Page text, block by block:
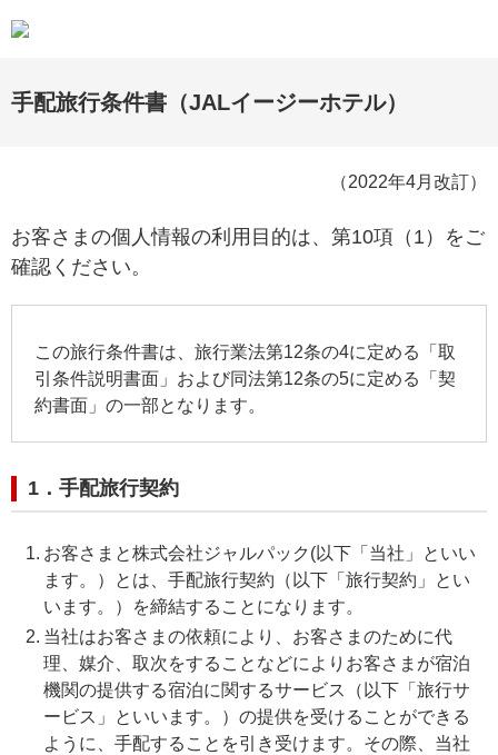
手配旅行条件書（JALイージーホテル）
（2022年4月改訂）
お客さまの個人情報の利用目的は、第10項（1）をご
確認ください。
この旅行条件書は、旅行業法第12条の4に定める「取
引条件説明書面」および同法第12条の5に定める「契
約書面」の一部となります。
1．手配旅行契約
お客さまと株式会社ジャルパック(以下「当社」といい
ます。）とは、手配旅行契約（以下「旅行契約」とい
います。）を締結することになります。
当社はお客さまの依頼により、お客さまのために代
理、媒介、取次をすることなどによりお客さまが宿泊
機関の提供する宿泊に関するサービス（以下「旅行サ
ービス」といいます。）の提供を受けることができる
ように、手配することを引き受けます。その際、当社